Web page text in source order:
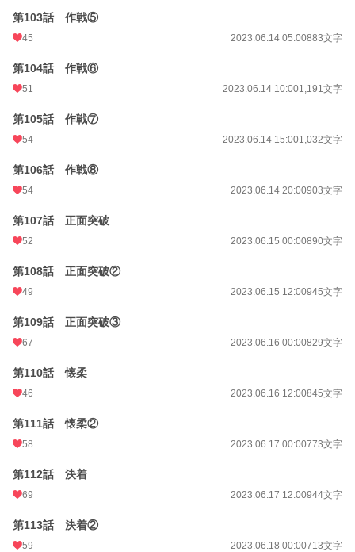
第103話 作戦⑤
45 2023.06.14 05:00883文字
第104話 作戦⑥
51 2023.06.14 10:001,191文字
第105話 作戦⑦
54 2023.06.14 15:001,032文字
第106話 作戦⑧
54 2023.06.14 20:00903文字
第107話 正面突破
52 2023.06.15 00:00890文字
第108話 正面突破②
49 2023.06.15 12:00945文字
第109話 正面突破③
67 2023.06.16 00:00829文字
第110話 懐柔
46 2023.06.16 12:00845文字
第111話 懐柔②
58 2023.06.17 00:00773文字
第112話 決着
69 2023.06.17 12:00944文字
第113話 決着②
59 2023.06.18 00:00713文字